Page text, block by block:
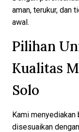
aman, terukur, dan
awal.
Pilihan
Kualitas
Solo
Kami
disesuaikan